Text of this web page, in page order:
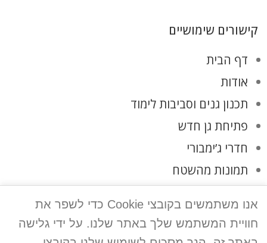
קישורים שימושיים
דף הבית
אודות
תכנון גנים וסביבות לימוד
פתיחת גן חדש
חדרי ג’ימבורי
תמונות מהשטח
מדיניות פרטיות
אנו משתמשים בקובצי Cookie כדי לשפר את
חוויית המשתמש שלך באתר שלנו. על ידי גלישה